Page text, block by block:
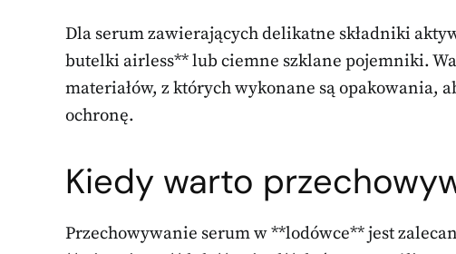
Dla serum zawierających delikatne składniki
butelki airless** lub ciemne szklane pojemniki.
materiałów, z których wykonane są opakowania,
ochronę.
Kiedy warto
Przechowywanie serum w **lodówce** jest